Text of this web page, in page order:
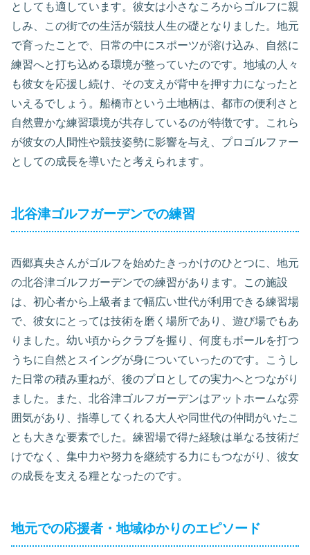
としても適しています。彼女は小さなころからゴルフに親
しみ、この街での生活が競技人生の礎となりました。地元
で育ったことで、日常の中にスポーツが溶け込み、自然に
練習へと打ち込める環境が整っていたのです。地域の人々
も彼女を応援し続け、その支えが背中を押す力になったと
いえるでしょう。船橋市という土地柄は、都市の便利さと
自然豊かな練習環境が共存しているのが特徴です。これら
が彼女の人間性や競技姿勢に影響を与え、プロゴルファー
としての成長を導いたと考えられます。
北谷津ゴルフガーデンでの練習
西郷真央さんがゴルフを始めたきっかけのひとつに、地元
の北谷津ゴルフガーデンでの練習があります。この施設
は、初心者から上級者まで幅広い世代が利用できる練習場
で、彼女にとっては技術を磨く場所であり、遊び場でもあ
りました。幼い頃からクラブを握り、何度もボールを打つ
うちに自然とスイングが身についていったのです。こうし
た日常の積み重ねが、後のプロとしての実力へとつながり
ました。また、北谷津ゴルフガーデンはアットホームな雰
囲気があり、指導してくれる大人や同世代の仲間がいたこ
とも大きな要素でした。練習場で得た経験は単なる技術だ
けでなく、集中力や努力を継続する力にもつながり、彼女
の成長を支える糧となったのです。
地元での応援者・地域ゆかりのエピソード